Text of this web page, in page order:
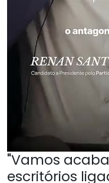
"Vamos
escritórios